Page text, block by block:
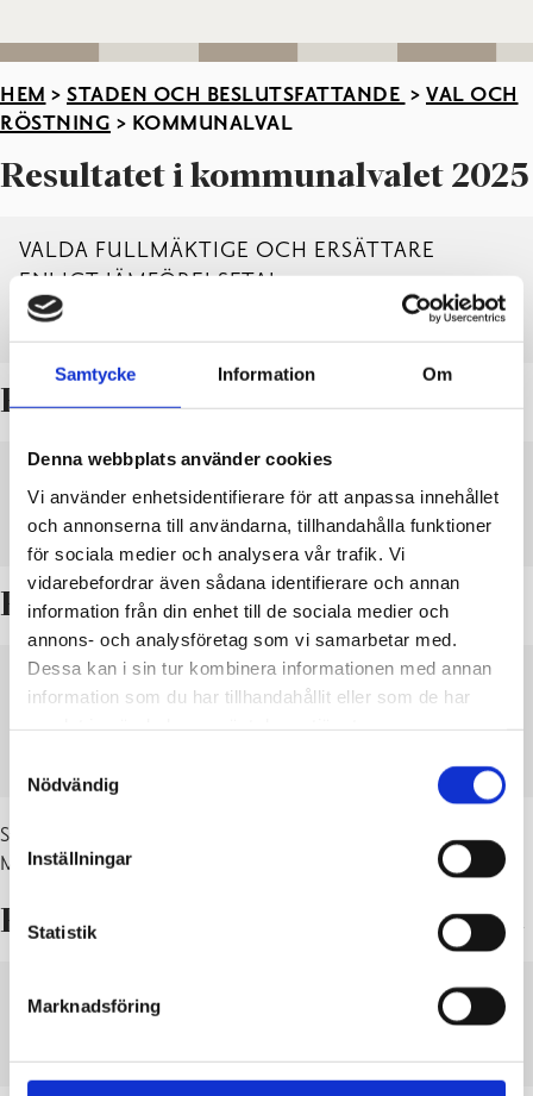
Samtycke Information Om
Denna webbplats använder cookies
Vi använder enhetsidentifierare för att anpassa innehållet
och annonserna till användarna, tillhandahålla funktioner
för sociala medier och analysera vår trafik. Vi
vidarebefordrar även sådana identifierare och annan
information från din enhet till de sociala medier och
annons- och analysföretag som vi samarbetar med.
Dessa kan i sin tur kombinera informationen med annan
information som du har tillhandahållit eller som de har
Nödvändig
Inställningar
Statistik
Marknadsföring
HEM > STADEN OCH BESLUTSFATTANDE > VAL OCH
RÖSTNING > KOMMUNALVAL
Resultatet i kommunalvalet 2025
VALDA FULLMÄKTIGE OCH ERSÄTTARE
ENLIGT JÄMFÖRELSETAL
PDF
Resultatet i kommunalvalet 2021
FULLMÄKTIGE MED ERSÄTTARE 16.6.2021
LADDA NER VISA
Resultatet i kommunalvalet 2017
LEDAMÖTER OCH ERSÄTTARE I RASEBORGS
STADSFULLMÄKTIGE
Stadsfullmäktige består av 43 medlemmar och deras ersättare.
Mandatperiod 1.6.2017–31.5.2021.
Resultatet i kommunalvalet 2012
INVALDA OCH ERSÄTTARE 2012